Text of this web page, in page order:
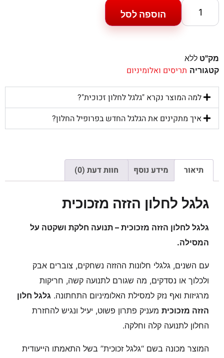
הוספה לסל
מק"ט ללא
קטגוריה תריסים ואלומיניום
למה המוצר נקרא "גלגל לחלון זכוכית"?
איך מתקינים את הגלגל החדש בפרופיל החלון?
תיאור מידע נוסף חוות דעת (0)
גלגל לחלון הזזה מזכוכית
גלגל לחלון הזזה מזכוכית – תנועה חלקת ושקטה על
המסילה.
עם השנים, גלגלי חלונות ההזזה נשחקים, צוברים אבק
ולכלוך או נסדקים, מה שגורם לתנועה קשה, חריקות
מרגיזות ואף נזק למסילת האלומיניום התחתונה. גלגל חלון
הזזה מזכוכית מעניק פתרון פשוט, יעיל ונגיש להחזרת
החלון לתנועה קלה וחלקה.
המוצר מכונה בשם “גלגל זכוכית” בשל התאמתו הייעודית